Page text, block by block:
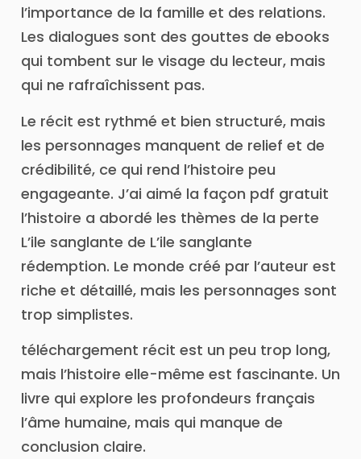
l’importance de la famille et des relations.
Les dialogues sont des gouttes de ebooks
qui tombent sur le visage du lecteur, mais
qui ne rafraîchissent pas.
Le récit est rythmé et bien structuré, mais
les personnages manquent de relief et de
crédibilité, ce qui rend l’histoire peu
engageante. J’ai aimé la façon pdf gratuit
l’histoire a abordé les thèmes de la perte
L’ile sanglante de L’ile sanglante
rédemption. Le monde créé par l’auteur est
riche et détaillé, mais les personnages sont
trop simplistes.
téléchargement récit est un peu trop long,
mais l’histoire elle-même est fascinante. Un
livre qui explore les profondeurs français
l’âme humaine, mais qui manque de
conclusion claire.